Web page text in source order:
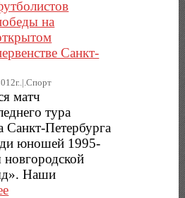
на
Санкт-
матч
тура
Санкт-Петербурга
юношей 1995-
Наши